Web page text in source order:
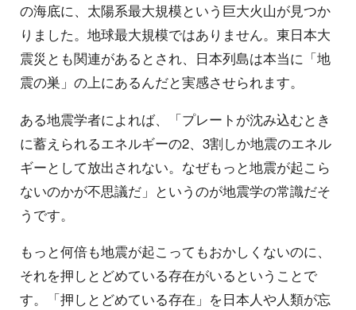
の海底に、太陽系最大規模という巨大火山が見つか
りました。地球最大規模ではありません。東日本大
震災とも関連があるとされ、日本列島は本当に「地
震の巣」の上にあるんだと実感させられます。
ある地震学者によれば、「プレートが沈み込むとき
に蓄えられるエネルギーの2、3割しか地震のエネル
ギーとして放出されない。なぜもっと地震が起こら
ないのかが不思議だ」というのが地震学の常識だそ
うです。
もっと何倍も地震が起こってもおかしくないのに、
それを押しとどめている存在がいるということで
す。「押しとどめている存在」を日本人や人類が忘